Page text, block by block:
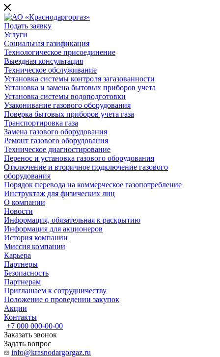
Подать заявку
Услуги
Социальная газификация
Технологическое присоединение
Выездная консультация
Техническое обслуживание
Установка системы контроля загазованности
Установка и замена бытовых приборов учета
Установка системы водоподготовки
Узаконивание газового оборудования
Поверка бытовых приборов учета газа
Транспортировка газа
Замена газового оборудования
Ремонт газового оборудования
Техническое диагностирование
Перенос и установка газового оборудования
Отключение и вторичное подключение газового
оборудования
Порядок перевода на коммерческое газопотребление
Инструктаж для физических лиц
О компании
Новости
Информация, обязательная к раскрытию
Информация для акционеров
История компании
Миссия компании
Карьера
Партнеры
Безопасность
Партнерам
Приглашаем к сотрудничеству
Положение о проведении закупок
Акции
Контакты
+7 000 000-00-00
Заказать звонок
Задать вопрос
info@krasnodargorgaz.ru